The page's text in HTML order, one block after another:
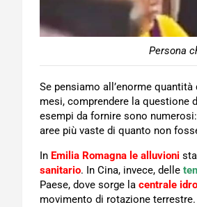
Persona
Se pensiamo all’enorme quantità
mesi, comprendere la questione
esempi da fornire sono numerosi:
aree più vaste di quanto non
In Emilia Romagna le alluvioni
sanitario. In Cina, invece, delle
Paese, dove sorge la centrale
movimento di rotazione terrestre.